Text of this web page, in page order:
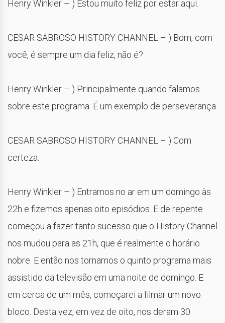
Henry Winkler – ) Estou muito feliz por estar aqui.
CESAR SABROSO HISTORY CHANNEL – ) Bom, com
você, é sempre um dia feliz, não é?
Henry Winkler – ) Principalmente quando falamos
sobre este programa. É um exemplo de perseverança.
CESAR SABROSO HISTORY CHANNEL – ) Com
certeza.
Henry Winkler – ) Entramos no ar em um domingo às
22h e fizemos apenas oito episódios. E de repente
começou a fazer tanto sucesso que o History Channel
nos mudou para as 21h, que é realmente o horário
nobre. E então nos tornamos o quinto programa mais
assistido da televisão em uma noite de domingo. E
em cerca de um mês, começarei a filmar um novo
bloco. Desta vez, em vez de oito, nos deram 30